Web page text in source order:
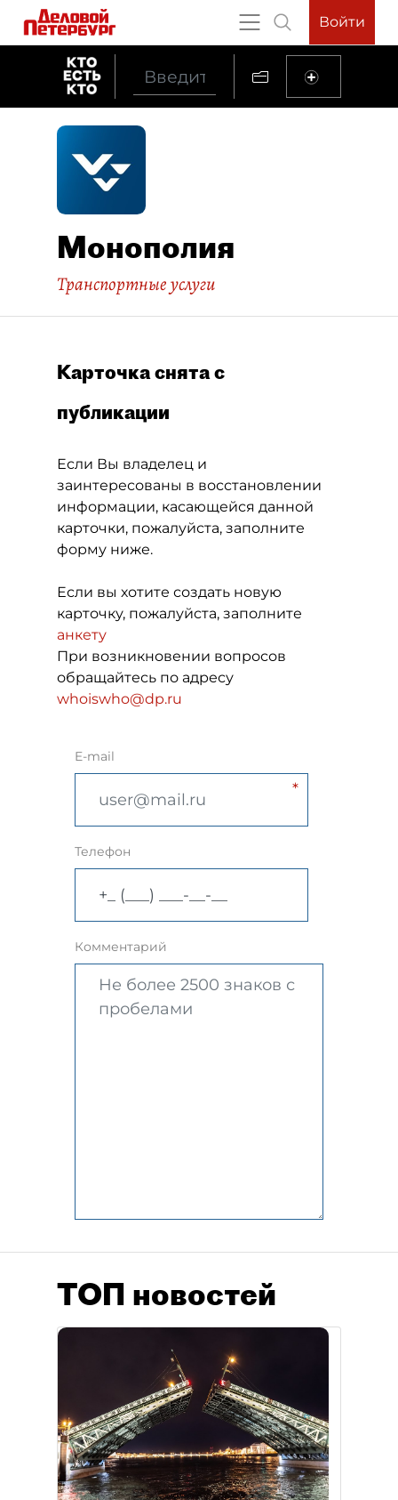
Войти
Монополия
Транспортные услуги
Карточка снята с
публикации
Если Вы владелец и
заинтересованы в восстановлении
информации, касающейся данной
карточки, пожалуйста, заполните
форму ниже.
Если вы хотите создать новую
карточку, пожалуйста, заполните
анкету
При возникновении вопросов
обращайтесь по адресу
whoiswho@dp.ru
E-mail
Телефон
Комментарий
ТОП новостей